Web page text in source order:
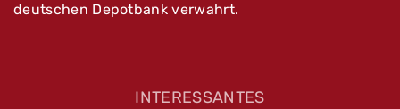
deutschen Depotbank verwahrt.
INTERESSANTES